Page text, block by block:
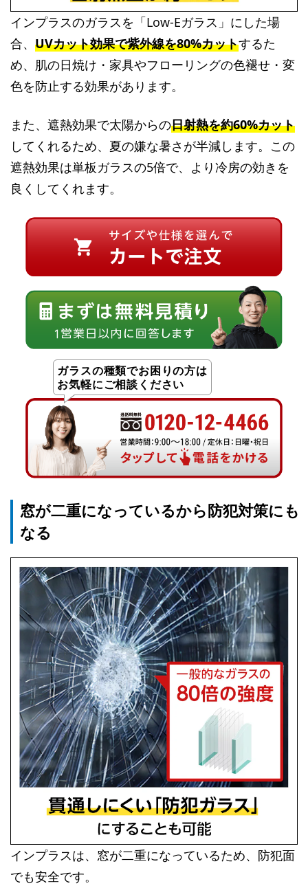
インプラスのガラスを「Low-Eガラス」にした場
合、 UVカット効果で紫外線を80%カットするた
め、肌の日焼け・家具やフローリングの色褪せ・変
色を防止する効果があります。
また、遮熱効果で太陽からの日射熱を約60%カット
してくれるため、夏の嫌な暑さが半減します。この
遮熱効果は単板ガラスの5倍で、より冷房の効きを
良くしてくれます。
ガラスの種類でお困りの方は
お気軽にご相談ください
窓が二重になっているから防犯対策にも
なる
インプラスは、窓が二重になっているため、防犯面
でも安全です。